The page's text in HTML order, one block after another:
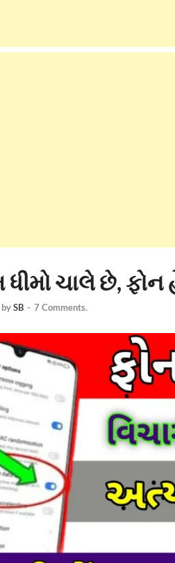
ધીમો ચાલે છે,
bySB - 7 Comments.